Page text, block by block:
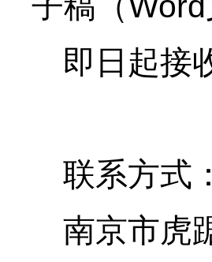
即日起接
联系方式：
南京市虎